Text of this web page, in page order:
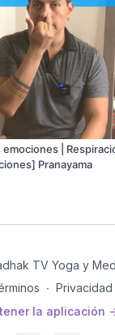
|
Pranayama
TV Yoga y
∙ Privacidad
la aplicación -